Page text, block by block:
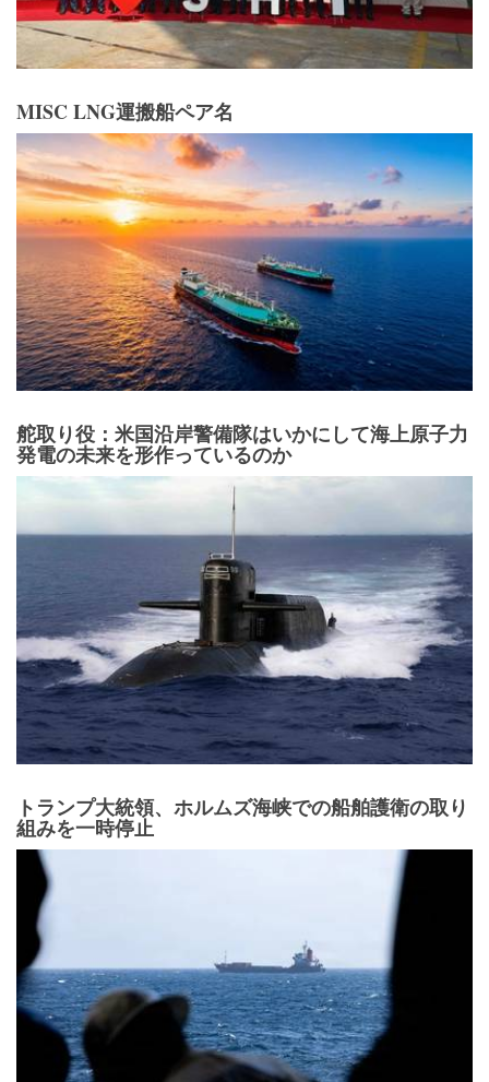
MISC LNG運搬船ペア名
舵取り役：米国沿岸警備隊はいかにして海上原子力
発電の未来を形作っているのか
トランプ大統領、ホルムズ海峡での船舶護衛の取り
組みを一時停止